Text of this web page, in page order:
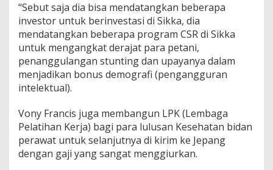
“Sebut saja dia bisa mendatangkan beberapa
investor untuk berinvestasi di Sikka, dia
mendatangkan beberapa program CSR di Sikka
untuk mengangkat derajat para petani,
penanggulangan stunting dan upayanya dalam
menjadikan bonus demografi (pengangguran
intelektual).
Vony Francis juga membangun LPK (Lembaga
Pelatihan Kerja) bagi para lulusan Kesehatan bidan
perawat untuk selanjutnya di kirim ke Jepang
dengan gaji yang sangat menggiurkan.